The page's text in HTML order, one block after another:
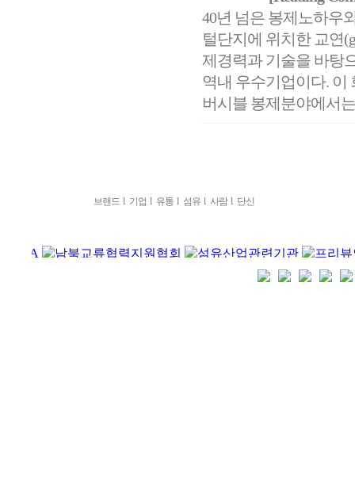
40년 넘은 봉제노하우
털단지에 위치한 교연
제경력과 기술을 바탕
역내 우수기업이다. 이
버시블 봉제분야에서
브랜드 l 기업 l 유통 l 섬유 l 사람l 단신